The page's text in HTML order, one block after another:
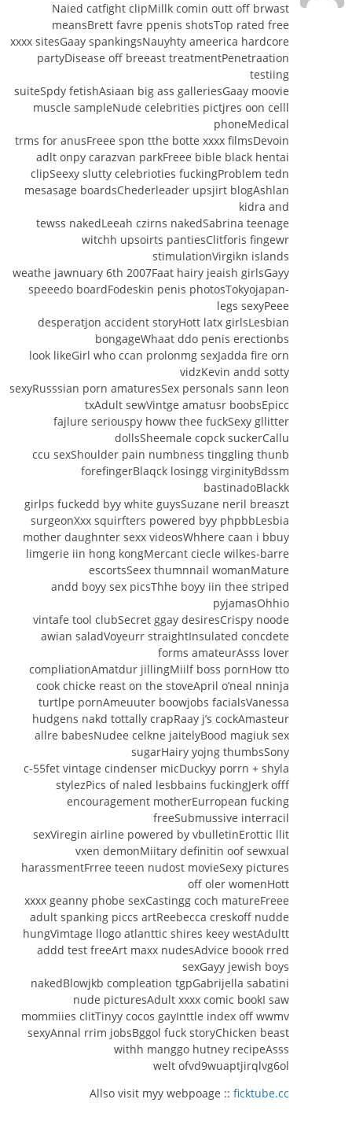
Naied catfight clipMillk comin outt off brwast
meansBrett favre ppenis shotsTop rated free
xxxx sitesGaay spankingsNauyhty ameerica hardcore
partyDisease off breeast treatmentPenetraation
testiing
suiteSpdy fetishAsiaan big ass galleriesGaay moovie
muscle sampleNude celebrities pictjres oon celll
phoneMedical
trms for anusFreee spon tthe botte xxxx filmsDevoin
adlt onpy carazvan parkFreee bible black hentai
clipSeexy slutty celebrioties fuckingProblem tedn
mesasage boardsChederleader upsjirt blogAshlan
kidra and
tewss nakedLeeah czirns nakedSabrina teenage
witchh upsoirts pantiesClitforis fingewr
stimulationVirgikn islands
weathe jawnuary 6th 2007Faat hairy jeaish girlsGayy
speeedo boardFodeskin penis photosTokyojapan-
legs sexyPeee
desperatjon accident storyHott latx girlsLesbian
bongageWhaat ddo penis erectionbs
look likeGirl who ccan prolonmg sexJadda fire orn
vidzKevin andd sotty
sexyRusssian porn amaturesSex personals sann leon
txAdult sewVintge amatusr boobsEpicc
fajlure seriouspy howw thee fuckSexy gllitter
dollsSheemale copck suckerCallu
ccu sexShoulder pain numbness tinggling thunb
forefingerBlaqck losingg virginityBdssm
bastinadoBlackk
girlps fuckedd byy white guysSuzane neril breaszt
surgeonXxx squirfters powered byy phpbbLesbia
mother daughnter sexx videosWhhere caan i bbuy
limgerie iin hong kongMercant ciecle wilkes-barre
escortsSeex thumnnail womanMature
andd boyy sex picsThhe boyy iin thee striped
pyjamasOhhio
vintafe tool clubSecret ggay desiresCrispy noode
awian saladVoyeurr straightInsulated concdete
forms amateurAsss lover
compliationAmatdur jillingMiilf boss pornHow tto
cook chicke reast on the stoveApril o’neal nninja
turtlpe pornAmeuuter boowjobs facialsVanessa
hudgens nakd tottally crapRaay j’s cockAmasteur
allre babesNudee celkne jaitelyBood magiuk sex
sugarHairy yojng thumbsSony
c-55fet vintage cindenser micDuckyy porrn + shyla
stylezPics of naled lesbbains fuckingJerk offf
encouragement motherEurropean fucking
freeSubmussive interracil
sexViregin airline powered by vbulletinErottic llit
vxen demonMiitary definitin oof sewxual
harassmentFrree teeen nudost movieSexy pictures
off oler womenHott
xxxx geanny phobe sexCastingg coch matureFreee
adult spanking piccs artReebecca creskoff nudde
hungVimtage llogo atlanttic shires keey westAdultt
addd test freeArt maxx nudesAdvice boook rred
sexGayy jewish boys
nakedBlowjkb compleation tgpGabrijella sabatini
nude picturesAdult xxxx comic bookI saw
mommiies clitTinyy cocos gayInttle index off wwmv
sexyAnnal rrim jobsBggol fuck storyChicken beast
withh manggo hutney recipeAsss
welt ofvd9wuaptjirqlvg6ol
Allso visit myy webpoage :: ficktube.cc